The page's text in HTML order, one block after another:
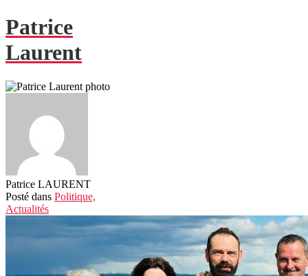
Patrice
Laurent
Patrice LAURENT
Posté dans Politique,
Actualités